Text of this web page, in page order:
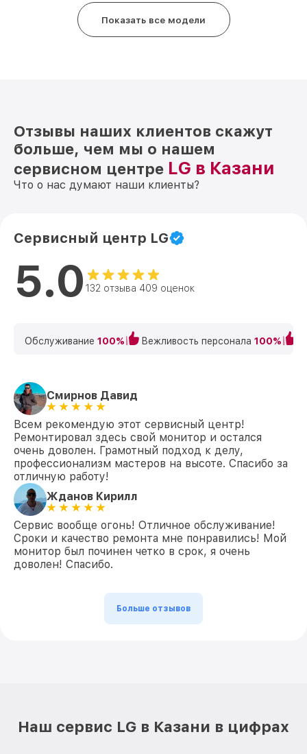
Показать все модели
Отзывы наших клиентов скажут
больше, чем мы о нашем
сервисном центре LG в Казани
Что о нас думают наши клиенты?
Сервисный центр LG
5.0 132 отзыва 409 оценок
Обслуживание 100% Вежливость персонала 100%
Смирнов Давид
Всем рекомендую этот сервисный центр!
Ремонтировал здесь свой монитор и остался
очень доволен. Грамотный подход к делу,
профессионализм мастеров на высоте. Спасибо за
отличную работу!
Жданов Кирилл
Сервис вообще огонь! Отличное обслуживание!
Сроки и качество ремонта мне понравились! Мой
монитор был починен четко в срок, я очень
доволен! Спасибо.
Больше отзывов
Наш сервис LG в Казани в цифрах